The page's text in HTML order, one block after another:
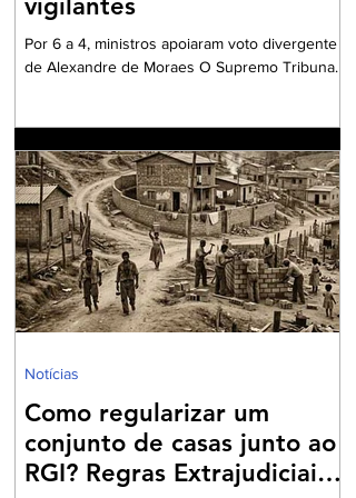
vigilantes
Por 6 a 4, ministros apoiaram voto divergente
de Alexandre de Moraes O Supremo Tribunal
vigilância. Por seis votos a quatro, os ministros
votaram a favor do voto divergente,
apresentado pelo ministro Alexandre de
Moraes. O relator da matéria – e voto vencido
– foi o ministro Kássio Nunes, cujo
posicionamento era favorável a conceder aos
vigilantes
Como regularizar um
conjunto de casas junto ao
RGI? Regras Extrajudiciais
Notícias